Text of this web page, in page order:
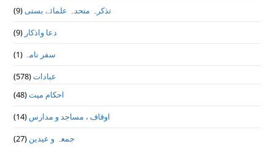
تذكرہ متحدہ علمائے بستى(9)
دعا واذكار (9)
سفر نامہ (1)
عبادات(578)
احکام میت(48)
اوقاف ، مساجد و مدارس (14)
جمعہ و عیدین (27)